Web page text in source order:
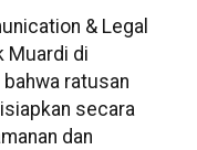
& Legal
Muardi di
bahwa ratusan
secara
dan